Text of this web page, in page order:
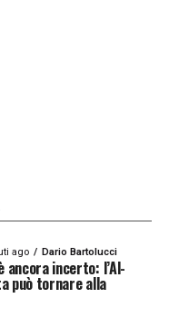
ago Dario Bartolucci
ancora incerto: l’Al-
può tornare alla